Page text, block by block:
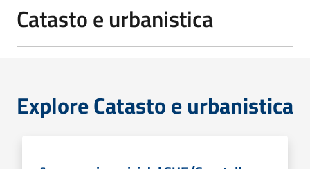
Catasto e urbanistica
Explore Catasto e urbanistica